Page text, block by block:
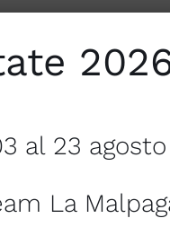
al 23 agosto
La